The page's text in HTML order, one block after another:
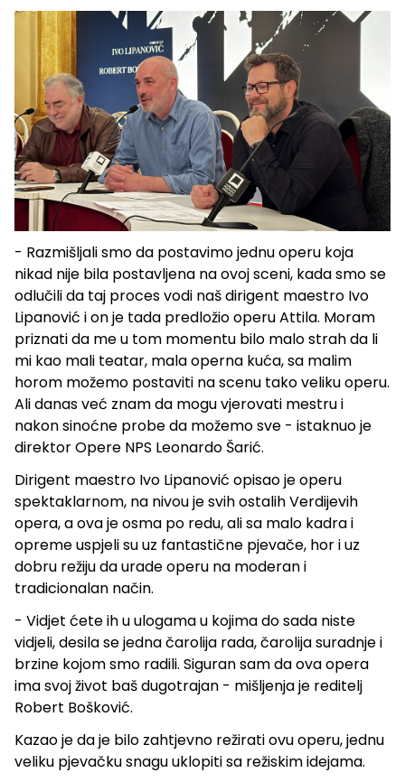
- Razmišljali smo da postavimo jednu operu koja
nikad nije bila postavljena na ovoj sceni, kada smo se
odlučili da taj proces vodi naš dirigent maestro Ivo
Lipanović i on je tada predložio operu Attila. Moram
priznati da me u tom momentu bilo malo strah da li
mi kao mali teatar, mala operna kuća, sa malim
horom možemo postaviti na scenu tako veliku operu.
Ali danas već znam da mogu vjerovati mestru i
nakon sinoćne probe da možemo sve - istaknuo je
direktor Opere NPS Leonardo Šarić.
Dirigent maestro Ivo Lipanović opisao je operu
spektaklarnom, na nivou je svih ostalih Verdijevih
opera, a ova je osma po redu, ali sa malo kadra i
opreme uspjeli su uz fantastične pjevače, hor i uz
dobru režiju da urade operu na moderan i
tradicionalan način.
- Vidjet ćete ih u ulogama u kojima do sada niste
vidjeli, desila se jedna čarolija rada, čarolija suradnje i
brzine kojom smo radili. Siguran sam da ova opera
ima svoj život baš dugotrajan - mišljenja je reditelj
Robert Bošković.
Kazao je da je bilo zahtjevno režirati ovu operu, jednu
veliku pjevačku snagu uklopiti sa režiskim idejama.